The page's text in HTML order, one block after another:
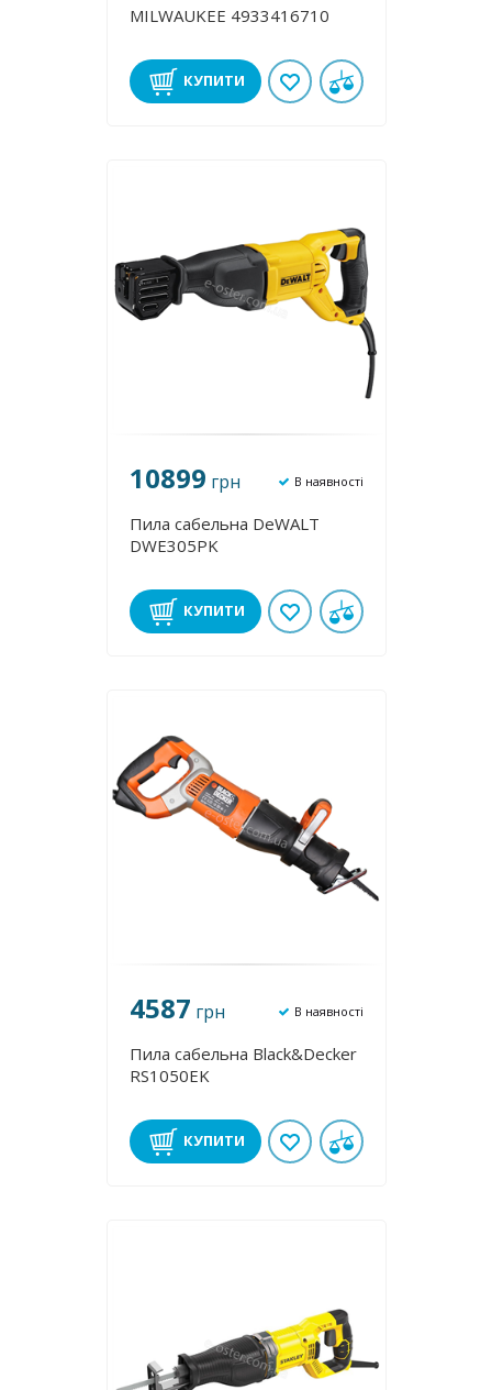
MILWAUKEE 4933416710
КУПИТИ
10899 грн В наявності
Пила сабельна DeWALT
DWE305PK
КУПИТИ
4587 грн В наявності
Пила сабельна Black&Decker
RS1050EK
КУПИТИ